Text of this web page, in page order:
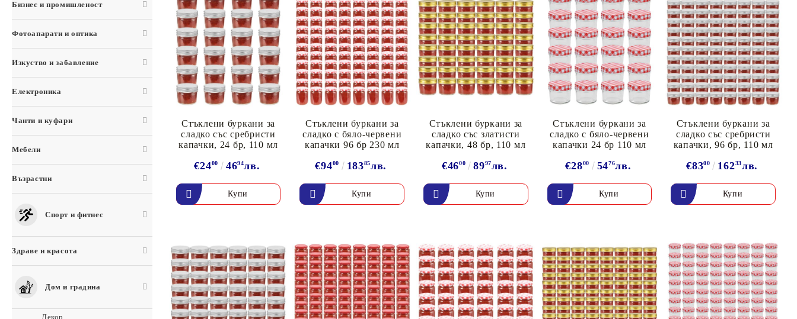
Бизнес и промишленост
Фотоапарати и оптика
Изкуство и забавление
Електроника
Чанти и куфари
Мебели
Възрастни
Спорт и фитнес
Здраве и красота
Дом и градина
Декор
Стъклени буркани за
сладко със сребристи
капачки, 24 бр, 110 мл
€2400 4694лв.
Стъклени буркани за
сладко с бяло-червени
капачки 96 бр 230 мл
€9400 18385лв.
Стъклени буркани за
сладко със златисти
капачки, 48 бр, 110 мл
€4600 8997лв.
Стъклени буркани за
сладко с бяло-червени
капачки 24 бр 110 мл
€2800 5476лв.
Стъклени буркани за
сладко със сребристи
капачки, 96 бр, 110 мл
€8300 16233лв.